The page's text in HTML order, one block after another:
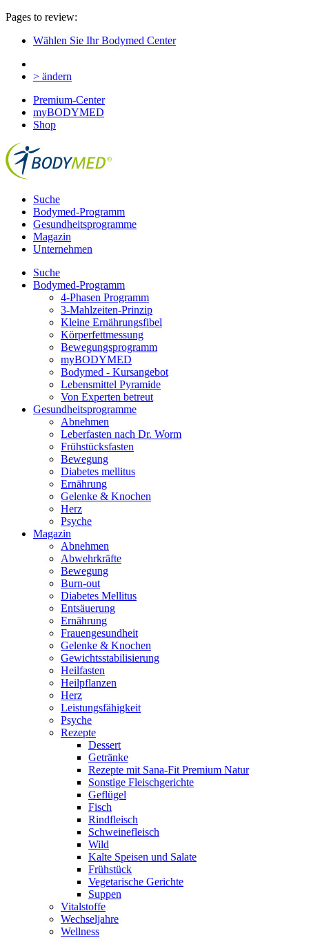
Pages to review:
Wählen Sie Ihr Bodymed Center
> ändern
Premium-Center
myBODYMED
Shop
Suche
Bodymed-Programm
Gesundheitsprogramme
Magazin
Unternehmen
Suche
Bodymed-Programm
4-Phasen Programm
3-Mahlzeiten-Prinzip
Kleine Ernährungsfibel
Körperfettmessung
Bewegungsprogramm
myBODYMED
Bodymed - Kursangebot
Lebensmittel Pyramide
Von Experten betreut
Gesundheitsprogramme
Abnehmen
Leberfasten nach Dr. Worm
Frühstücksfasten
Bewegung
Diabetes mellitus
Ernährung
Gelenke & Knochen
Herz
Psyche
Magazin
Abnehmen
Abwehrkräfte
Bewegung
Burn-out
Diabetes Mellitus
Entsäuerung
Ernährung
Frauengesundheit
Gelenke & Knochen
Gewichtsstabilisierung
Heilfasten
Heilpflanzen
Herz
Leistungsfähigkeit
Psyche
Rezepte
Dessert
Getränke
Rezepte mit Sana-Fit Premium Natur
Sonstige Fleischgerichte
Geflügel
Fisch
Rindfleisch
Schweinefleisch
Wild
Kalte Speisen und Salate
Frühstück
Vegetarische Gerichte
Suppen
Vitalstoffe
Wechseljahre
Wellness